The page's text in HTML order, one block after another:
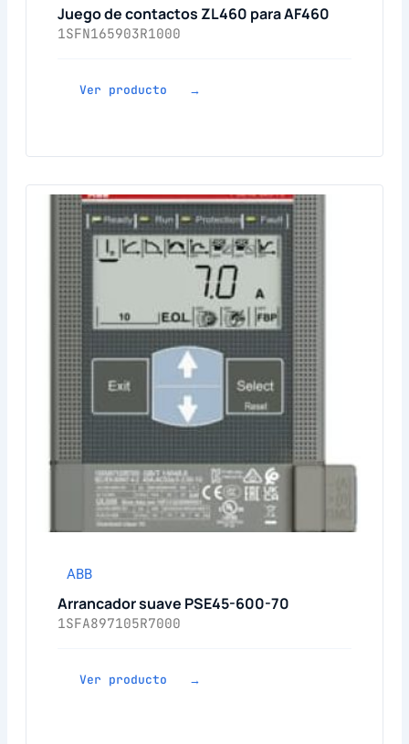
Juego de contactos ZL460 para AF460
1SFN165903R1000
Ver producto →
ABB
Arrancador suave PSE45-600-70
1SFA897105R7000
Ver producto →